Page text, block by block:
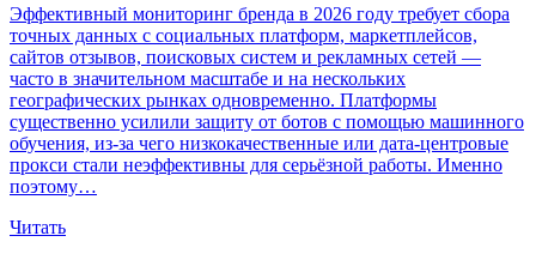
Эффективный мониторинг бренда в 2026 году требует сбора
точных данных с социальных платформ, маркетплейсов,
сайтов отзывов, поисковых систем и рекламных сетей —
часто в значительном масштабе и на нескольких
географических рынках одновременно. Платформы
существенно усилили защиту от ботов с помощью машинного
обучения, из-за чего низкокачественные или дата-центровые
прокси стали неэффективны для серьёзной работы. Именно
поэтому…
Читать